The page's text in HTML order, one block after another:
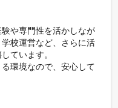
や専門性を活かしなが
校運営など、さらに活
ています。
環境なので、安心して